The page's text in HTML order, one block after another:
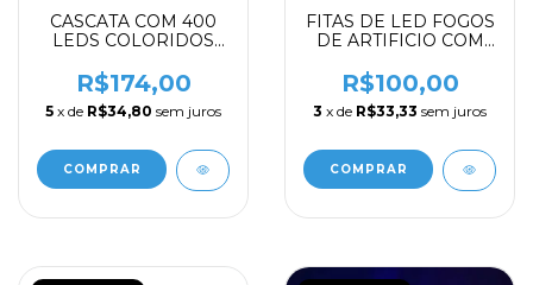
CASCATA COM 400
LEDS COLORIDOS
R$174,00
5 x de R$34,80 sem juros
FITAS DE LED FOGOS
DE ARTIFICIO COM
DECORATIVO
R$100,00
3 x de R$33,33 sem juros